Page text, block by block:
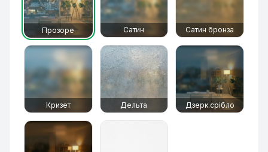
Прозоре Сатин Сатин бронза
Кризет Дельта Дзерк.срібло